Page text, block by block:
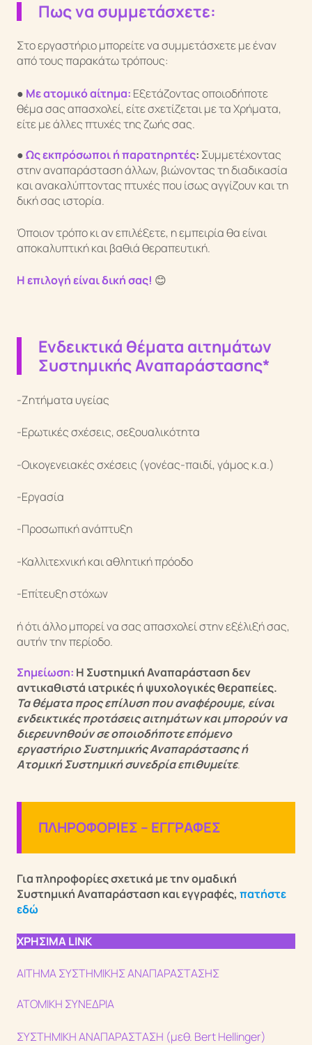
Πως να συμμετάσχετε:
Στο εργαστήριο μπορείτε να συμμετάσχετε με έναν
από τους παρακάτω τρόπους:
● Με ατομικό αίτημα: Εξετάζοντας οποιοδήποτε
θέμα σας απασχολεί, είτε σχετίζεται με τα Χρήματα,
είτε με άλλες πτυχές της ζωής σας.
●Ως εκπρόσωποι ή παρατηρητές: Συμμετέχοντας
στην αναπαράσταση άλλων, βιώνοντας τη διαδικασία
και ανακαλύπτοντας πτυχές που ίσως αγγίζουν και τη
δική σας ιστορία.
Όποιον τρόπο κι αν επιλέξετε, η εμπειρία θα είναι
αποκαλυπτική και βαθιά θεραπευτική.
Η επιλογή είναι δική σας! 😊
Ενδεικτικά θέματα αιτημάτων
Συστημικής Αναπαράστασης*
-Ζητήματα υγείας
-Ερωτικές σχέσεις, σεξουαλικότητα
-Οικογενειακές σχέσεις (γονέας-παιδί, γάμος κ.α.)
-Εργασία
-Προσωπική ανάπτυξη
-Καλλιτεχνική και αθλητική πρόοδο
-Επίτευξη στόχων
ή ότι άλλο μπορεί να σας απασχολεί στην εξέλιξή σας,
αυτήν την περίοδο.
Σημείωση: Η Συστημική Αναπαράσταση δεν
αντικαθιστά ιατρικές ή ψυχολογικές θεραπείες.
Τα θέματα προς επίλυση που αναφέρουμε, είναι
ενδεικτικές προτάσεις αιτημάτων και μπορούν να
διερευνηθούν σε οποιοδήποτε επόμενο
εργαστήριο Συστημικής Αναπαράστασης ή
Ατομική Συστημική συνεδρία επιθυμείτε.
ΠΛΗΡΟΦΟΡΙΕΣ – ΕΓΓΡΑΦΕΣ
Για πληροφορίες σχετικά με την ομαδική
Συστημική Αναπαράσταση και εγγραφές,πατήστε
εδώ
ΧΡΗΣΙΜΑ LINK
ΑΙΤΗΜΑ ΣΥΣΤΗΜΙΚΗΣ ΑΝΑΠΑΡΑΣΤΑΣΗΣ
ΑΤΟΜΙΚΗ ΣΥΝΕΔΡΙΑ
ΣΥΣΤΗΜΙΚΗ ΑΝΑΠΑΡΑΣΤΑΣΗ (μεθ. Bert Hellinger)